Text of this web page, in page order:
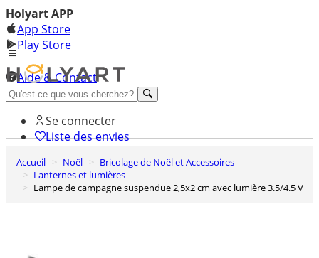
Holyart APP
App Store
Play Store
Aide & Contact
Découvrez Premium
Se connecter
Liste des envies
0
Panier
Accueil Noël
Bricolage de Noël et Accessoires
Lanternes et lumières
Lampe de campagne suspendue 2,5x2 cm avec lumière 3.5/4.5 V